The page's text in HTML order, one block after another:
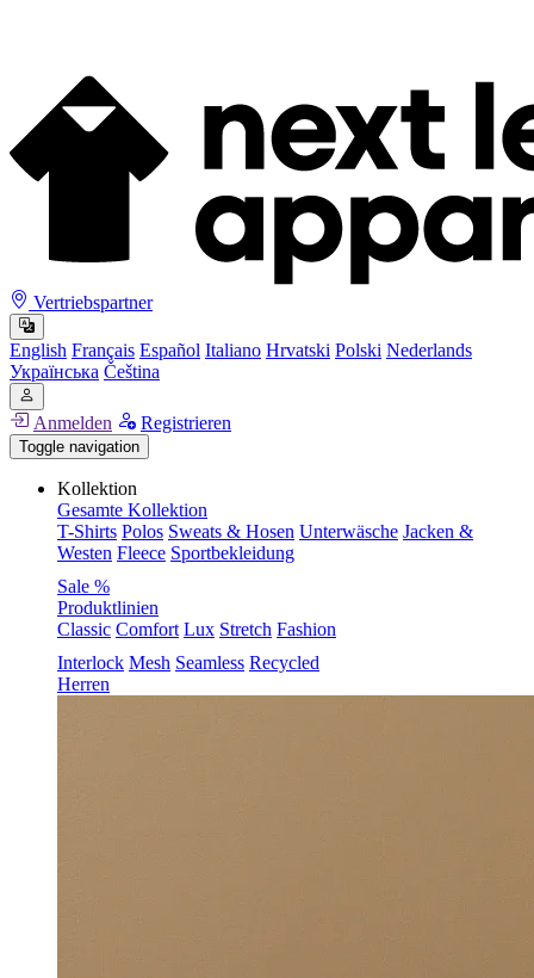
Vertriebspartner
English Français Español Italiano Hrvatski Polski Nederlands
Українська Čeština
Anmelden Registrieren
Toggle navigation
Kollektion
Gesamte Kollektion
T-Shirts Polos Sweats & Hosen Unterwäsche Jacken &
Westen Fleece Sportbekleidung
Sale %
Produktlinien
Classic Comfort Lux Stretch Fashion
Interlock Mesh Seamless Recycled
Herren